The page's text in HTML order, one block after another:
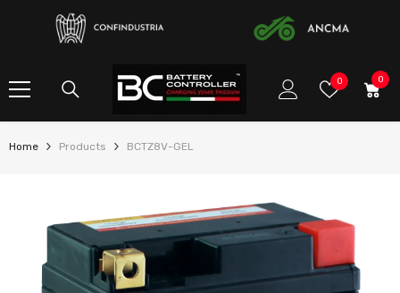
0listes
0
0
item
Home Products BCTZ8V-GEL